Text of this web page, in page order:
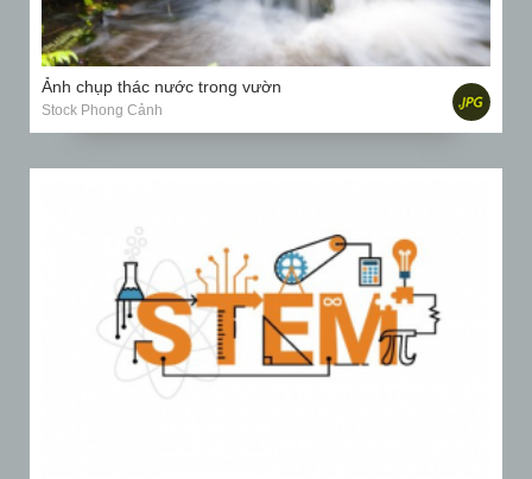
Ảnh chụp thác nước trong vườn
Stock Phong Cảnh